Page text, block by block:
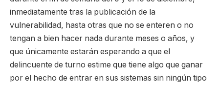
inmediatamente tras la publicación de la
vulnerabilidad, hasta otras que no se enteren o no
tengan a bien hacer nada durante meses o años, y
que únicamente estarán esperando a que el
delincuente de turno estime que tiene algo que ganar
por el hecho de entrar en sus sistemas sin ningún tipo